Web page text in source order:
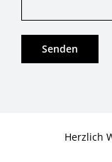
Herzlich